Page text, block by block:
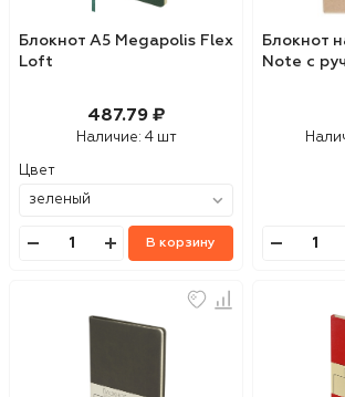
Блокнот А5 Megapolis Flex
Loft
487.79 ₽
Наличие: 4 шт
Цвет
В корзину
Блокнот
Note с